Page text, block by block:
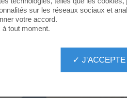
sur les réseaux sociaux et
votre accord.
à tout moment.
✓ J'ACCEPTE